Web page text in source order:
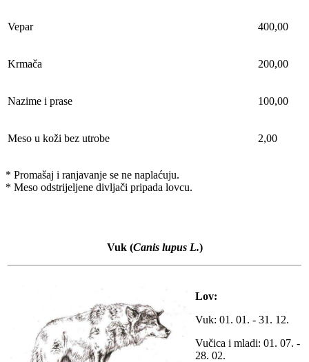
Vepar 400,00
Krmača 200,00
Nazime i prase 100,00
Meso u koži bez utrobe 2,00
* Promašaj i ranjavanje se ne naplaćuju.
* Meso odstrijeljene divljači pripada lovcu.
Vuk (Canis lupus L.)
Lov:
Vuk: 01. 01. - 31. 12.
Vučica i mladi: 01. 07. -
28. 02.